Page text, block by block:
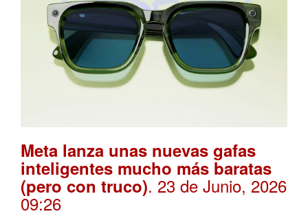
Meta lanza unas nuevas gafas
inteligentes mucho más baratas
(pero con truco). 23 de Junio, 2026
09:26